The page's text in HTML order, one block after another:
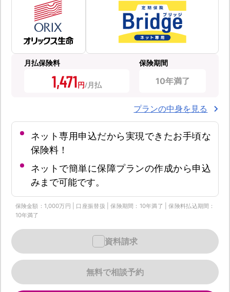
月払保険料
1,471円
保険期間
10年満了
プランの中身を見る
ネット専用申込だから実現できたお手頃な
保険料！
ネットで簡単に保障プランの作成から申込
みまで可能です。
保険金額：1,000万円 | 口座振替扱 | 保険期間：10年満了 | 保険料払込期間：
10年満了
無料で相談予約
資料請求